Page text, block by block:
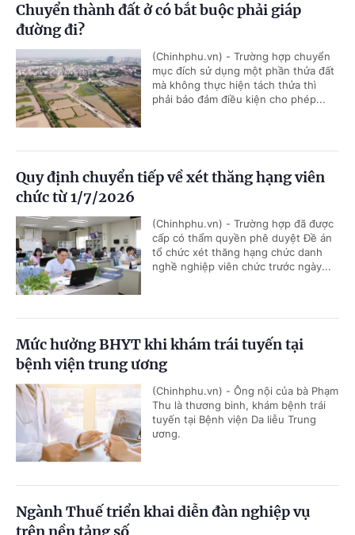
Chuyển thành đất ở có bắt buộc phải giáp
đường đi?
(Chinhphu.vn) - Trường hợp chuyển
mục đích sử dụng một phần thửa đất
mà không thực hiện tách thửa thì
phải bảo đảm điều kiện cho phép...
Quy định chuyển tiếp về xét thăng hạng viên
chức từ 1/7/2026
(Chinhphu.vn) - Trường hợp đã được
cấp có thẩm quyền phê duyệt Đề án
tổ chức xét thăng hạng chức danh
nghề nghiệp viên chức trước ngày...
Mức hưởng BHYT khi khám trái tuyến tại
bệnh viện trung ương
(Chinhphu.vn) - Ông nội của bà Phạm
Thu là thương binh, khám bệnh trái
tuyến tại Bệnh viện Da liễu Trung
ương.
Ngành Thuế triển khai diễn đàn nghiệp vụ